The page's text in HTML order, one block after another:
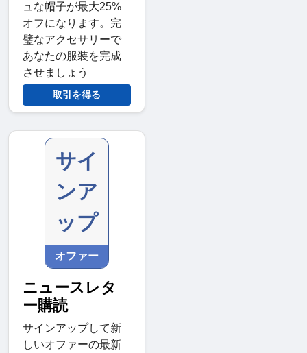
ュな帽子が最大25%
オフになります。完
璧なアクセサリーで
あなたの服装を完成
させましょう
取引を得る
サイ
ンア
ップ
オファー
ニュースレタ
ー購読
サインアップして新
しいオファーの最新